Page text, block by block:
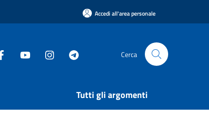
Accedi all'area personale
Cerca
Tutti gli argomenti